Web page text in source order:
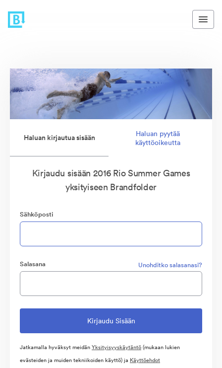
Haluan kirjautua sisään
Haluan pyytää
käyttöoikeutta
Kirjaudu sisään 2016 Rio Summer Games
yksityiseen Brandfolder
Sähköposti
Salasana Unohditko salasanasi?
Jatkamalla hyväksyt meidänYksityisyyskäytäntö(mukaan lukien
evästeiden ja muiden tekniikoiden käyttö) ja Käyttöehdot